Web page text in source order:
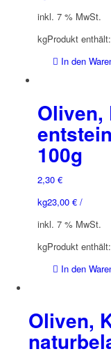
inkl. 7 % MwSt.
Produkt
kg
In den
Oliven,
100g
2,30 €
23,00 €/
kg
inkl. 7 % MwSt.
Produkt
kg
In den
Oliven,